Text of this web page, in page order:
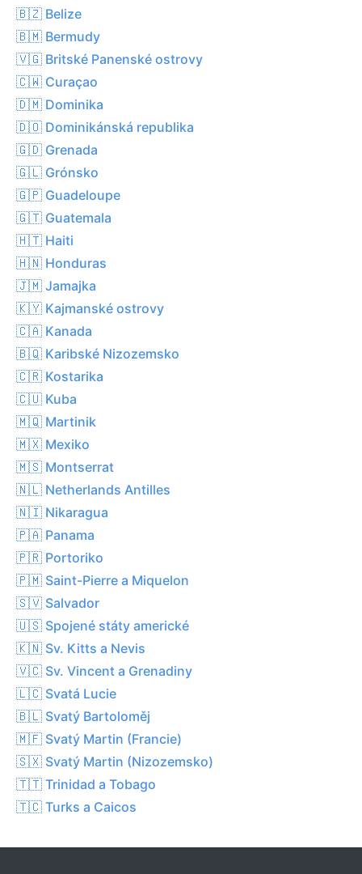
🇧🇿 Belize
🇧🇲 Bermudy
🇻🇬 Britské Panenské ostrovy
🇨🇼 Curaçao
🇩🇲 Dominika
🇩🇴 Dominikánská republika
🇬🇩 Grenada
🇬🇱 Grónsko
🇬🇵 Guadeloupe
🇬🇹 Guatemala
🇭🇹 Haiti
🇭🇳 Honduras
🇯🇲 Jamajka
🇰🇾 Kajmanské ostrovy
🇨🇦 Kanada
🇧🇶 Karibské Nizozemsko
🇨🇷 Kostarika
🇨🇺 Kuba
🇲🇶 Martinik
🇲🇽 Mexiko
🇲🇸 Montserrat
🇳🇱 Netherlands Antilles
🇳🇮 Nikaragua
🇵🇦 Panama
🇵🇷 Portoriko
🇵🇲 Saint-Pierre a Miquelon
🇸🇻 Salvador
🇺🇸 Spojené státy americké
🇰🇳 Sv. Kitts a Nevis
🇻🇨 Sv. Vincent a Grenadiny
🇱🇨 Svatá Lucie
🇧🇱 Svatý Bartoloměj
🇲🇫 Svatý Martin (Francie)
🇸🇽 Svatý Martin (Nizozemsko)
🇹🇹 Trinidad a Tobago
🇹🇨 Turks a Caicos